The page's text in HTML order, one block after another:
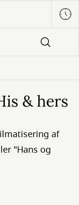
& hers
af
"Hans og